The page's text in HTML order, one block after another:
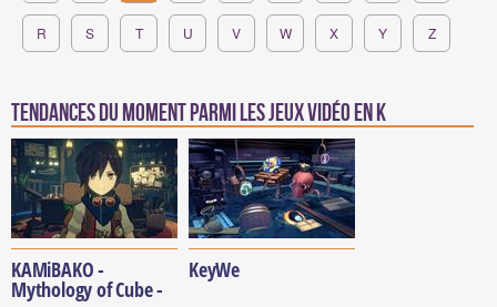
R S T U V W X Y Z
Tendances du moment parmi les jeux vidéo en k
KAMiBAKO -
Mythology of Cube -
KeyWe